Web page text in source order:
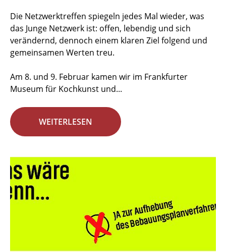
Die Netzwerktreffen spiegeln jedes Mal wieder, was
das Junge Netzwerk ist: offen, lebendig und sich
verändernd, dennoch einem klaren Ziel folgend und
gemeinsamen Werten treu.
Am 8. und 9. Februar kamen wir im Frankfurter
Museum für Kochkunst und...
WEITERLESEN